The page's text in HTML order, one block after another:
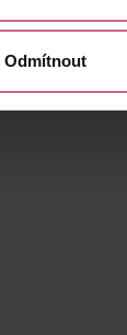
Odmítnout